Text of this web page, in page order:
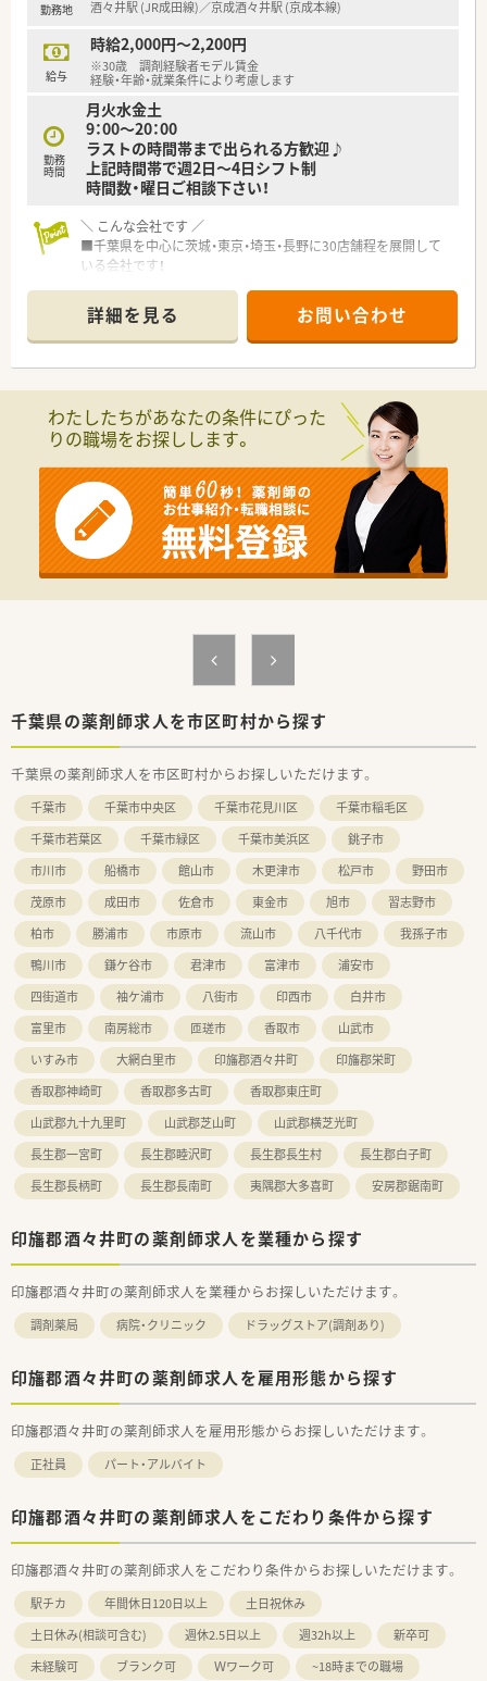
勤務地 酒々井駅 (JR成田線)／京成酒々井駅 (京成本線)
給与
時給2,000円～2,200円
※30歳 調剤経験者モデル賃金
経験・年齢・就業条件により考慮します
勤務
時間
月火水金土
9：00～20：00
ラストの時間帯まで出られる方歓迎♪
上記時間帯で週2日～4日シフト制
時間数・曜日ご相談下さい！
＼ こんな会社です ／
■千葉県を中心に茨城・東京・埼玉・長野に30店舗程を展開して
いる会社です！
ンベンチを設置しています。
■1人当たりの処方箋枚数は25枚前後と、手厚い人員体制にして
います。
■ほぼ全店で座り投薬を採用しており、患者様とじっくり向き合
■かかりつけなどのノルマは設けておりません！
＼働きやすい環境です ／
■育児休暇の取得実績も多数あり、仕事と育児の両立に理解のあ
る会社です。
＼スキルアップにも積極的／
■勉強会を年10回実施…研修認定薬剤師の単位も取得できま
す！
■日本薬剤師会などの各種学会に積極的に参加し、年に2～3題
■外部から講師の方を呼び、臨床経験や患者治療に必要な知識な
どを解説いただきます。
詳細を見る お問い合わせ
わたしたちがあなたの条件にぴった
りの職場をお探しします。
千葉県の薬剤師求人を市区町村から探す
千葉県の薬剤師求人を市区町村からお探しいただけます。
千葉市 千葉市中央区 千葉市花見川区
千葉市稲毛区
千葉市若葉区
千葉市緑区 千葉市美浜区
銚子市
市川市
船橋市 館山市 木更津市 松戸市
野田市
茂原市
成田市 佐倉市 東金市 旭市
習志野市
柏市
勝浦市 市原市 流山市 八千代市
我孫子市
鴨川市
鎌ケ谷市 君津市 富津市
浦安市
四街道市
袖ケ浦市 八街市 印西市
白井市
富里市
南房総市 匝瑳市 香取市
山武市
いすみ市
大網白里市 印旛郡酒々井町
印旛郡栄町
香取郡神崎町
香取郡多古町
香取郡東庄町
山武郡九十九里町
山武郡芝山町
山武郡横芝光町
長生郡一宮町
長生郡睦沢町 長生郡長生村
長生郡白子町
長生郡長柄町
長生郡長南町 夷隅郡大多喜町 安房郡鋸南町
印旛郡酒々井町の薬剤師求人を業種から探す
印旛郡酒々井町の薬剤師求人を業種からお探しいただけます。
調剤薬局 病院・クリニック ドラッグストア(調剤あり)
印旛郡酒々井町の薬剤師求人を雇用形態から探す
印旛郡酒々井町の薬剤師求人を雇用形態からお探しいただけます。
正社員 パート・アルバイト
印旛郡酒々井町の薬剤師求人をこだわり条件から探す
印旛郡酒々井町の薬剤師求人をこだわり条件からお探しいただけます。
駅チカ 年間休日120日以上
土日祝休み
土日休み(相談可含む)
週休2.5日以上 週32h以上
新卒可
未経験可
ブランク可 Ｗワーク可
~18時までの職場